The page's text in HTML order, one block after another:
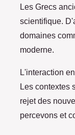
Les Grecs
scientifique.
domaines
moderne.
L'interaction
Les contextes
rejet des
percevons et